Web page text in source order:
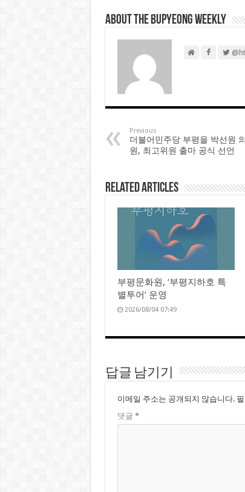
About THE BUPYEONG WEEKLY
Previous
더불어민주당 부평을 박선원 의
원, 최고위원 출마 공식 선언
Related Articles
부평문화원, ‘부평지하호 특
별투어’ 운영
2026/08/04 07:49
답글 남기기
이메일 주소는 공개되지 않습니다.
댓글 *